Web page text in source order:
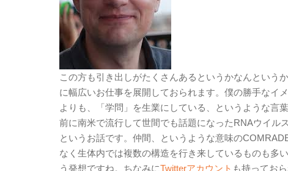
この方も引き出しがたくさんあるというかなんという
に幅広いお仕事を展開しておられます。僕の勝手なイ
よりも、「学問」を生業にしている、というような言
前に南米で流行して世間でも話題になったRNAウイル
というお話です。仲間、というような意味の
なく生体内では複数の構造を行き来しているものも多
う発想ですね。ちなみにTwitterアカウント も持ってお